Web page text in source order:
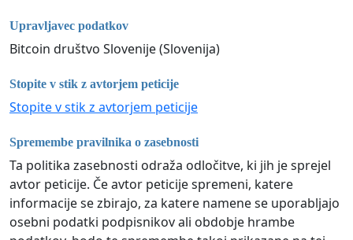
Upravljavec podatkov
Bitcoin društvo Slovenije (Slovenija)
Stopite v stik z avtorjem peticije
Stopite v stik z avtorjem peticije
Spremembe pravilnika o zasebnosti
Ta politika zasebnosti odraža odločitve, ki jih je sprejel
avtor peticije. Če avtor peticije spremeni, katere
informacije se zbirajo, za katere namene se uporabljajo
osebni podatki podpisnikov ali obdobje hrambe